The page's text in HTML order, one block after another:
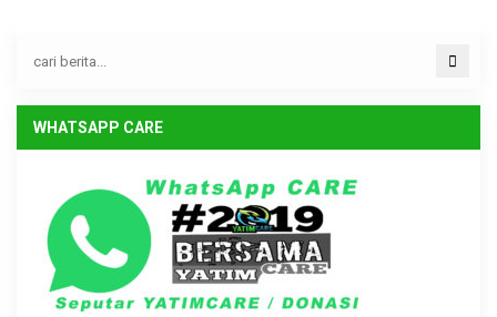
WHATSAPP CARE